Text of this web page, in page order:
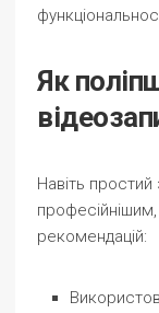
Як
Навіть
рекомендацій: